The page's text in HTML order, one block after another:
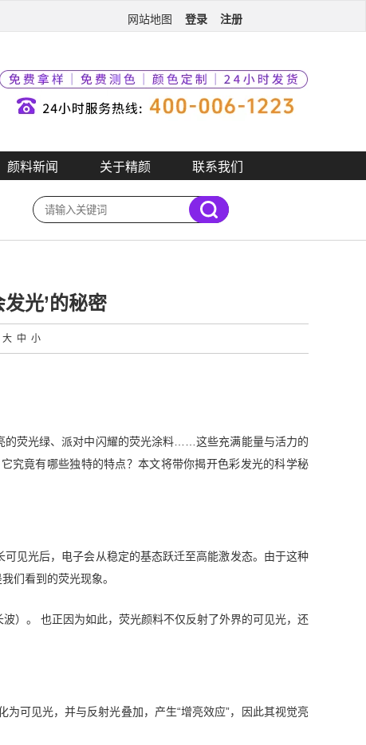
网站地图 登录 注册
颜料新闻 关于精颜 联系我们
光’的秘密
大 中 小
荧光绿、派对中闪耀的荧光涂料……这些充满能量与活力的
究竟有哪些独特的特点？本文将带你揭开色彩发光的科学秘
见光后，电子会从稳定的基态跃迁至高能激发态。由于这种
们看到的荧光现象。
）。 也正因为如此，荧光颜料不仅反射了外界的可见光，还
可见光，并与反射光叠加，产生“增亮效应”，因此其视觉亮